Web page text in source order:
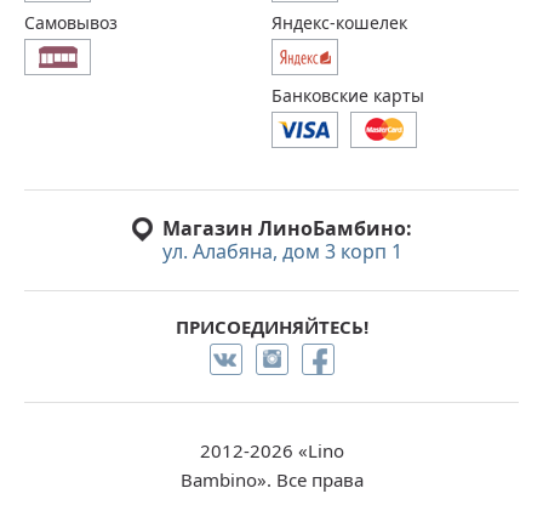
Магазин ЛиноБамбино:
ул. Алабяна, дом 3 корп 1
ПРИСОЕДИНЯЙТЕСЬ!
Самовывоз Яндекс-кошелек
Банковские карты
2012-2026 «Lino
Bambino». Все права